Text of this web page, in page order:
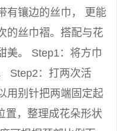
有镶边的丝巾， 更能
的丝巾褶。搭配与花
美。 Step1：将方巾
Step2：打两次活
用别针把两端固定起
置，整理成花朵形状